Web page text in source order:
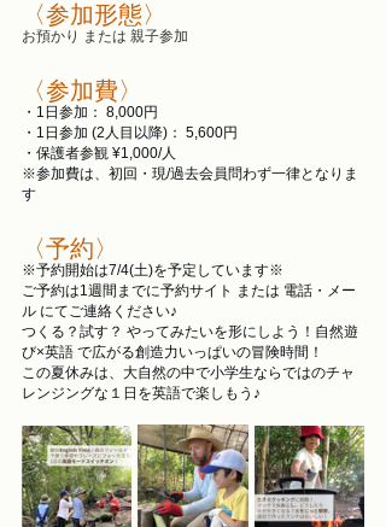
〈参加形態〉
お預かり または 親子参加
〈参加費〉
・1日参加： 8,000円
・1日参加 (2人目以降)： 5,600円
・保護者参観 ¥1,000/人
※参加費は、初回・現/過去会員問わず一律となりま
す
〈予約〉
※予約開始は7/4(土)を予定しています※
ご予約は1週間までに予約サイト または 電話・メー
ル にてご連絡ください♪
つくる？試す？ やってみたいを形にしよう！自然遊
び×英語 で広がる創造力いっぱいの冒険時間！
この夏休みは、大自然の中で小学生ならではのチャ
レンジングな１日を英語で楽しもう♪